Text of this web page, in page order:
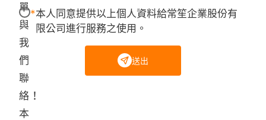
單
與
我
們
聯
絡！
本
本人同意提供以上個人資料給常笙企業股份有
限公司進行服務之使用。
送出